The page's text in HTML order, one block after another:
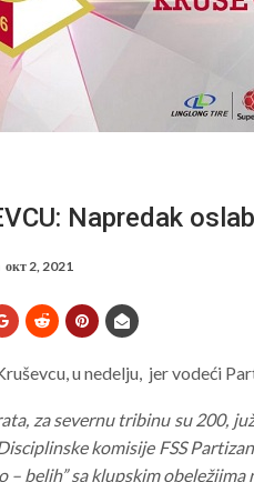
Napredak
окт 2, 2021
u nedelju, jer vodeći
za severnu tribinu su 200,
komisije FSS
– belih” sa klupskim